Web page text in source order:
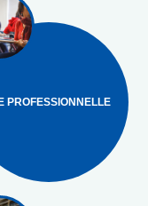
PROFESSIONNELLE